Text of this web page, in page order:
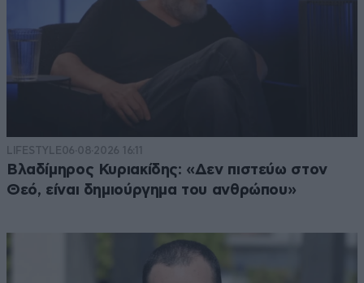
LIFESTYLE06·08·2026 16:11
Βλαδίμηρος Κυριακίδης: «Δεν πιστεύω στον
Θεό, είναι δημιούργημα του ανθρώπου»